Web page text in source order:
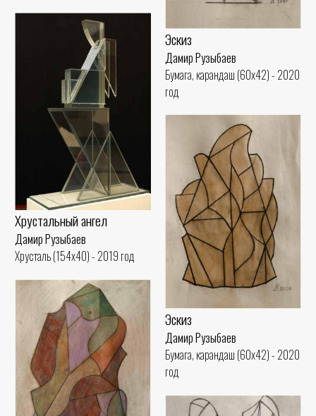
Эскиз
Дамир Рузыбаев
Бумага, карандаш (60x42) - 2020
год
Хрустальный ангел
Дамир Рузыбаев
Хрусталь (154x40) - 2019 год
Эскиз
Дамир Рузыбаев
Бумага, карандаш (60x42) - 2020
год